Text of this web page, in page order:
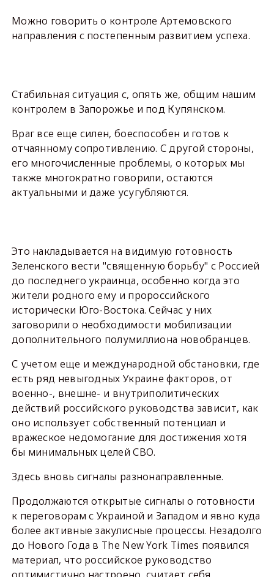
Можно говорить о контроле Артемовского
направления с постепенным развитием успеха.
Стабильная ситуация с, опять же, общим нашим
контролем в Запорожье и под Купянском.
Враг все еще силен, боеспособен и готов к
отчаянному сопротивлению. С другой стороны,
его многочисленные проблемы, о которых мы
также многократно говорили, остаются
актуальными и даже усугубляются.
Это накладывается на видимую готовность
Зеленского вести "священную борьбу" с Россией
до последнего украинца, особенно когда это
жители родного ему и пророссийского
исторически Юго-Востока. Сейчас у них
заговорили о необходимости мобилизации
дополнительного полумиллиона новобранцев.
С учетом еще и международной обстановки, где
есть ряд невыгодных Украине факторов, от
военно-, внешне- и внутриполитических
действий российского руководства зависит, как
оно использует собственный потенциал и
вражеское недомогание для достижения хотя
бы минимальных целей СВО.
Здесь вновь сигналы разнонаправленные.
Продолжаются открытые сигналы о готовности
к переговорам с Украиной и Западом и явно куда
более активные закулисные процессы. Незадолго
до Нового Года в The New York Times появился
материал, что российское руководство
оптимистично настроено, считает себя